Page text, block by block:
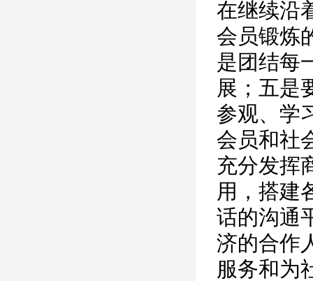
在继续沿
会员锻炼
是团结每
展；五是
参观、学
会员和社
充分发挥
用，搭建
话的沟通
济的合作
服务和为